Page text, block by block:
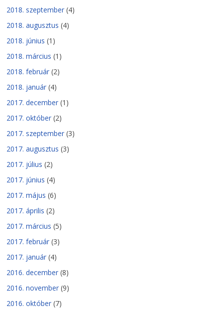
2018. szeptember (4)
2018. augusztus (4)
2018. június (1)
2018. március (1)
2018. február (2)
2018. január (4)
2017. december (1)
2017. október (2)
2017. szeptember (3)
2017. augusztus (3)
2017. július (2)
2017. június (4)
2017. május (6)
2017. április (2)
2017. március (5)
2017. február (3)
2017. január (4)
2016. december (8)
2016. november (9)
2016. október (7)